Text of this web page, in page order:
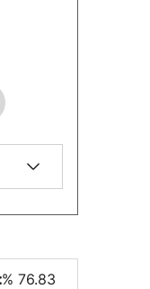
% 76.83